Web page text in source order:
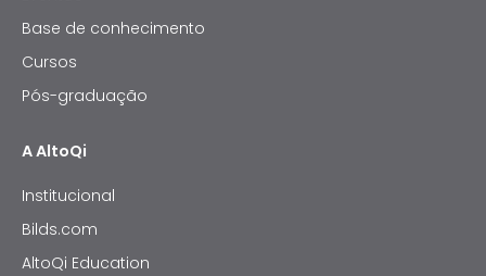
Base de conhecimento
Cursos
Pós-graduação
A AltoQi
Institucional
Bilds.com
AltoQi Education